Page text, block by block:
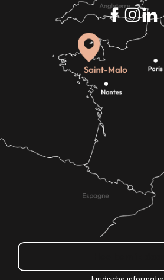
Juridische informatie